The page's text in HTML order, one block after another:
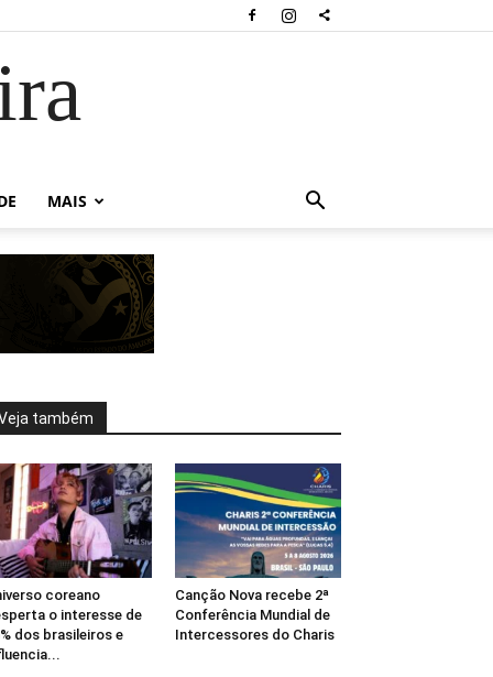
MAIS
também
coreano
o interesse de
dos brasileiros e
Canção Nova recebe 2ª
Conferência Mundial de
Intercessores do Charis